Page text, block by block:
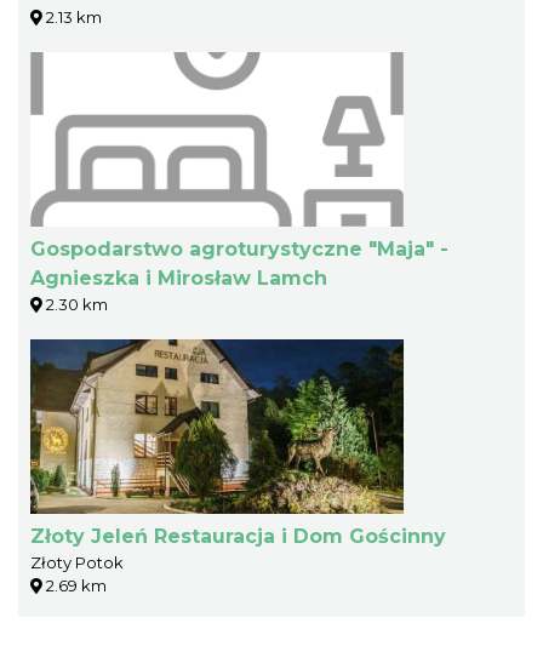
2.13 km
Gospodarstwo agroturystyczne "Maja" -
Agnieszka i Mirosław Lamch
2.30 km
Złoty Jeleń Restauracja i Dom Gościnny
Złoty Potok
2.69 km